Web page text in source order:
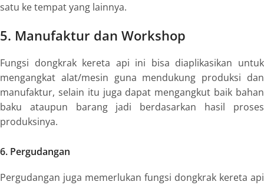
satu ke tempat yang lainnya.
5. Manufaktur dan Workshop
Fungsi dongkrak kereta api ini bisa diaplikasikan untuk
mengangkat alat/mesin guna mendukung produksi dan
manufaktur, selain itu juga dapat mengangkut baik bahan
baku ataupun barang jadi berdasarkan hasil proses
produksinya.
6. Pergudangan
Pergudangan juga memerlukan fungsi dongkrak kereta api